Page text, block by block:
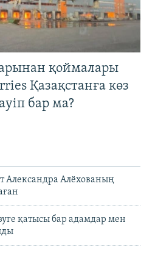
қоймалары
Қазақстанға көз
бар ма?
Александра Алёхованың
қатысы бар адамдар мен